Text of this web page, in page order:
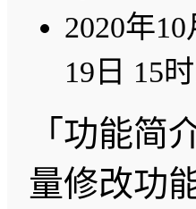
2020年
19日 15
「功能简
量修改功